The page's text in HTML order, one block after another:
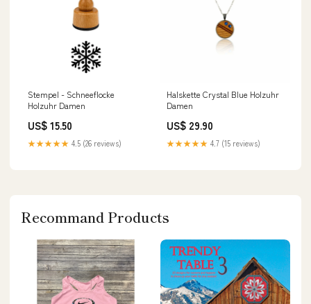
Stempel - Schneeflocke
Holzuhr Damen
US$ 15.50
★★★★★ 4.5 (26 reviews)
Halskette Crystal Blue Holzuhr
Damen
US$ 29.90
★★★★★ 4.7 (15 reviews)
Recommand Products